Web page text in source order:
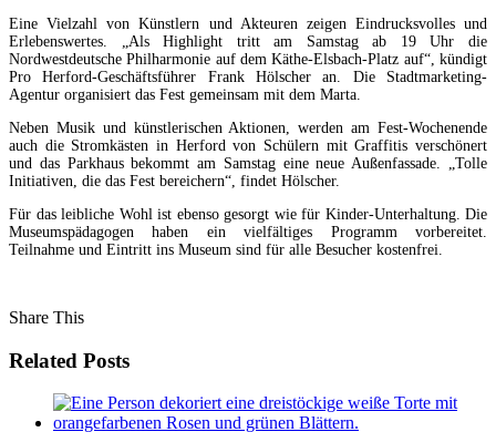
Eine Vielzahl von Künstlern und Akteuren zeigen Eindrucksvolles und
Erlebenswertes. „Als Highlight tritt am Samstag ab 19 Uhr die
Nordwestdeutsche Philharmonie auf dem Käthe-Elsbach-Platz auf“, kündigt
Pro Herford-Geschäftsführer Frank Hölscher an. Die Stadtmarketing-
Agentur organisiert das Fest gemeinsam mit dem Marta.
Neben Musik und künstlerischen Aktionen, werden am Fest-Wochenende
auch die Stromkästen in Herford von Schülern mit Graffitis verschönert
und das Parkhaus bekommt am Samstag eine neue Außenfassade. „Tolle
Initiativen, die das Fest bereichern“, findet Hölscher.
Für das leibliche Wohl ist ebenso gesorgt wie für Kinder-Unterhaltung. Die
Museumspädagogen haben ein vielfältiges Programm vorbereitet.
Teilnahme und Eintritt ins Museum sind für alle Besucher kostenfrei.
Share This
Related Posts